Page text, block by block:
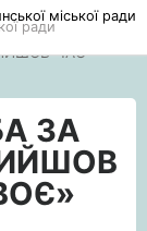
ради
ЧАС
ЗА